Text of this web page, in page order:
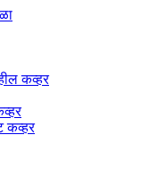
कव्हर
कव्हर